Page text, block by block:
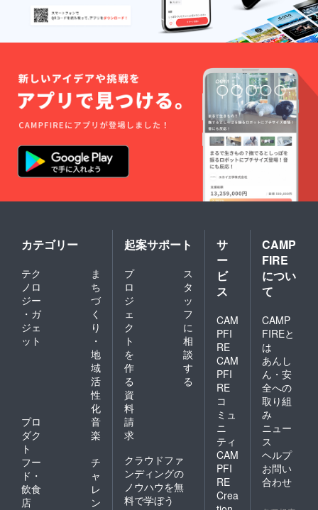
ます。
【規格
外品で
も味は
旬の野
菜セッ
ト】 秋
田市の
農家さ
んが育
てたお
野菜
（形が
整って
かった
かでな
かった
りと
いった
規格外
のも
の）を
ていた
だきま
す。見
た目が
いまい
ちなだ
けで、
味は全
く問題
ないで
す！（5
月頃の
発送を
予定）
にー
ず」を3
か月ご
月利用
者さん
向けに
発行し
ている
「にの
にー
ず」と
いう広
ずつま
回）お
届けし
ます。
【規格
外でも
味は抜
群！秋
夏秋の
旬の野
菜セッ
ト（年3
回配
送）】
秋田市
の農家
さんが
育てた
お野菜
（形が
整って
いな
かった
り、色
がとう
カー
ド】
「にの
めんこ
さん達
が感謝
の気持
ちを込
めて書
いた
メッ
セージ
をお届
けしま
す。
広報誌
「にの
にー
ず」を3
か月ご
とに1年
者さん
向けに
発行し
ている
「にの
にー
ず」と
いう広
報誌を
3ヶ月分
ずつま
とめて
（年間4
回）お
届けし
ます。
名簿に
お名前
を記載
させて
きま
す。申
込時に
備考欄
へ希望
する会
員を入
力して
下さ
【めん
こさん
達から
がとう
カー
ド】
「にの
に」の
めんこ
さん達
の気持
ちを込
めて書
いた
メッ
セージ
カード
をお届
けしま
す。
【限定
広報誌
「にの
にー
ず」を3
か月ご
カテゴリー
テク
ノロ
ジー
・ガ
ジェ
ット
ま
ち
づ
く
り
・
地
域
活
性
化
プロ
ダク
ト
音
楽
フー
ド・
飲食
店
チ
ャ
レ
ン
起案サポート
プ
ロ
ジ
ェ
ク
ト
を
作
る
ス
タ
ッ
フ
に
相
談
す
る
資
料
請
求
クラウドファ
ンディングの
ノウハウを無
料で学ぼう
サ
ー
ビ
ス
CAM
PFI
RE
CAM
PFI
RE
コ
ミュ
ニ
ティ
CAM
PFI
RE
Crea
CAMP
FIRE
につい
て
CAMP
FIREと
は
あんし
ん・安
全への
取り組
み
ニュー
ス
ヘルプ
お問い
合わせ